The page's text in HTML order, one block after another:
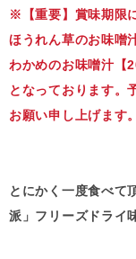
※【重要】賞味期限
ほうれん草のお味噌
わかめのお味噌汁【
となっております。
お願い申し上げます。
とにかく一度食べて
派」フリーズドライ